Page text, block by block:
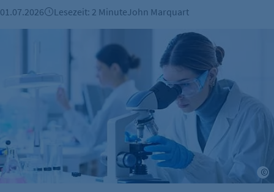
et_allow_cookies
etracker GmbH
Es erlaubt eTracker Cookies zu setzen.
Cookie Laufzeit:
480 Tage
etracker Analytics
Name:
01.07.2026 Lesezeit: 2 MinuteJohn Marquart
Transferale 2026: Wissenschaftsfestival heute gestartet